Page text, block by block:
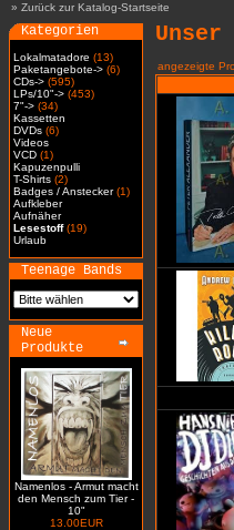
» Zurück zur Katalog-Startseite
Kategorien
Lokalmatadore (13)
Paketangebote-> (6)
CDs-> (595)
LPs/10"-> (453)
7"-> (34)
Kassetten
DVDs (6)
Videos
VCD (1)
Kapuzenpulli
T-Shirts (2)
Badges / Anstecker(1)
Aufkleber
Aufnäher
Lesestoff(19)
Urlaub
Teenage Bands
Neue
Produkte
Namenlos - Armut macht
den Mensch zum Tier -
10"
13.00EUR
Unser
angezeigte